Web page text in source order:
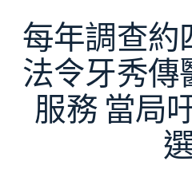
每年調查約
法令牙秀傳
服務 當局